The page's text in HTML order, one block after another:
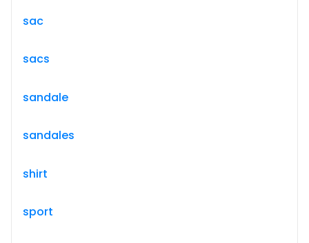
sac
sacs
sandale
sandales
shirt
sport